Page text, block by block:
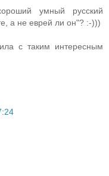
умный русский
а не еврей ли он"? :-)))
с таким интересным